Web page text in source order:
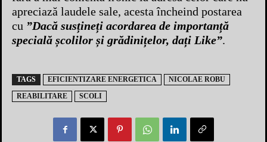
apreciază laudele sale, acesta încheind postarea
cu ”Dacă susțineți acordarea de importanță
specială școlilor și grădinițelor, dați Like”.
TAGS EFICIENTIZARE ENERGETICA
NICOLAE ROBU
REABILITARE
SCOLI